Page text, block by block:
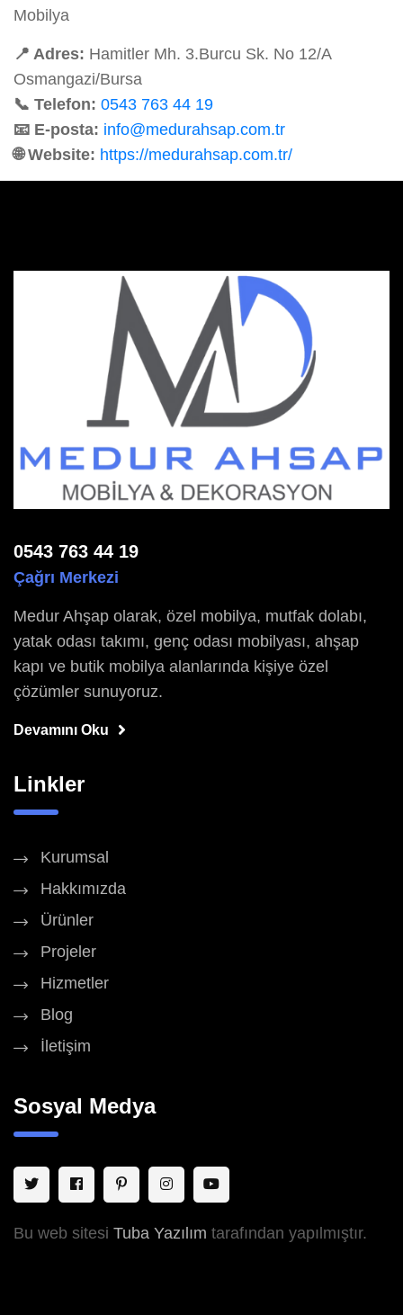
Mobilya
📍 Adres: Hamitler Mh. 3.Burcu Sk. No 12/A
Osmangazi/Bursa
📞 Telefon: 0543 763 44 19
📧 E-posta: info@medurahsap.com.tr
🌐 Website: https://medurahsap.com.tr/
0543 763 44 19
Çağrı Merkezi
Medur Ahşap olarak, özel mobilya, mutfak dolabı,
yatak odası takımı, genç odası mobilyası, ahşap
kapı ve butik mobilya alanlarında kişiye özel
çözümler sunuyoruz.
Devamını Oku
Linkler
Kurumsal
Hakkımızda
Ürünler
Projeler
Hizmetler
Blog
İletişim
Sosyal Medya
Bu web sitesi Tuba Yazılım tarafından yapılmıştır.